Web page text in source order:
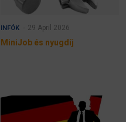
INFÓK 29 April 2026
MiniJob és nyugdíj